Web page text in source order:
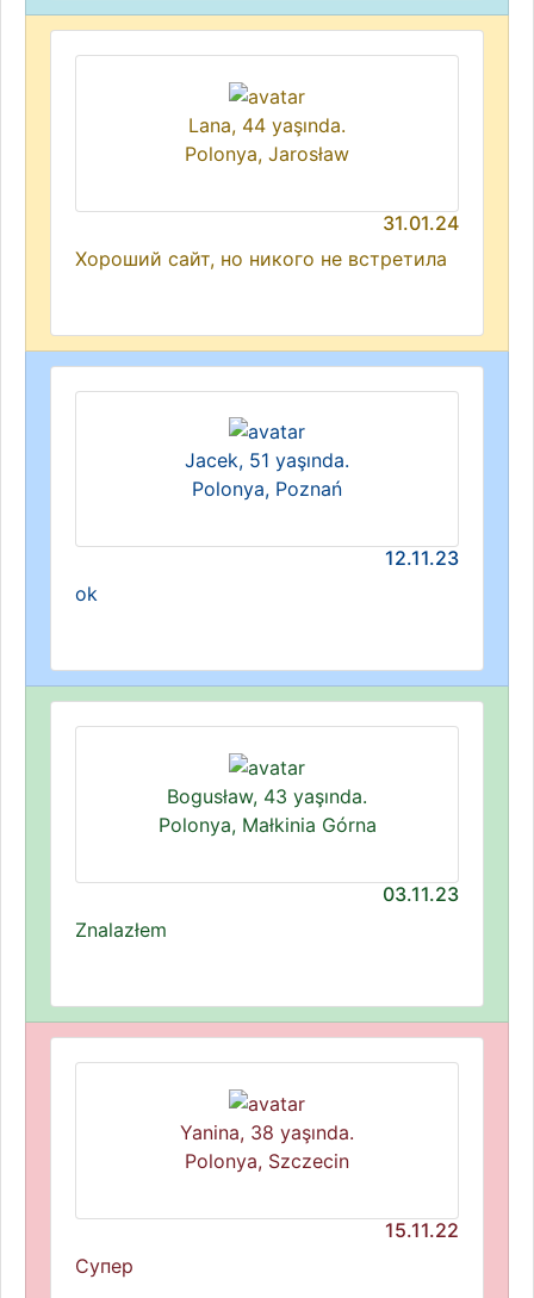
Lana, 44 yaşında.
Polonya, Jarosław
31.01.24
Хороший сайт, но никого не встретила
Jacek, 51 yaşında.
Polonya, Poznań
12.11.23
ok
Bogusław, 43 yaşında.
Polonya, Małkinia Górna
03.11.23
Znalazłem
Yanina, 38 yaşında.
Polonya, Szczecin
15.11.22
Супер